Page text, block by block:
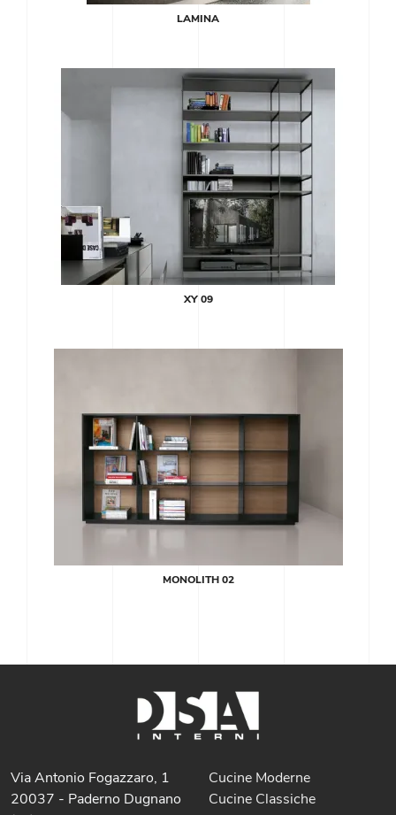
LAMINA
XY 09
MONOLITH 02
Via Antonio Fogazzaro, 1
20037 - Paderno Dugnano
Cucine Moderne
Cucine Classiche